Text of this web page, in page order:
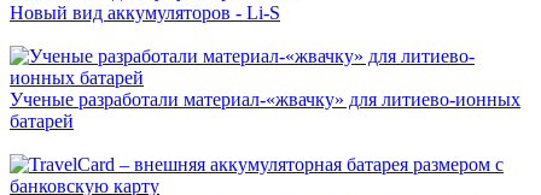
Новый вид аккумуляторов - Li-S
Ученые разработали материал-«жвачку» для литиево-ионных
батарей